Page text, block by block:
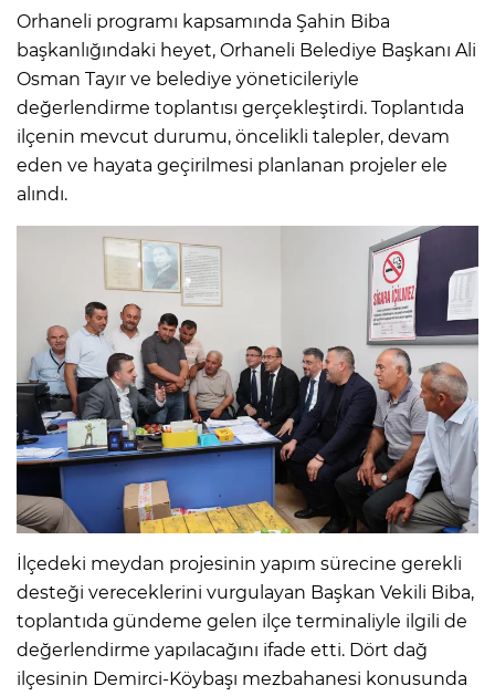
Orhaneli programı kapsamında Şahin Biba
başkanlığındaki heyet, Orhaneli Belediye Başkanı Ali
Osman Tayır ve belediye yöneticileriyle
değerlendirme toplantısı gerçekleştirdi. Toplantıda
ilçenin mevcut durumu, öncelikli talepler, devam
eden ve hayata geçirilmesi planlanan projeler ele
alındı.
İlçedeki meydan projesinin yapım sürecine gerekli
desteği vereceklerini vurgulayan Başkan Vekili Biba,
toplantıda gündeme gelen ilçe terminaliyle ilgili de
değerlendirme yapılacağını ifade etti. Dört dağ
ilçesinin Demirci-Köybaşı mezbahanesi konusunda